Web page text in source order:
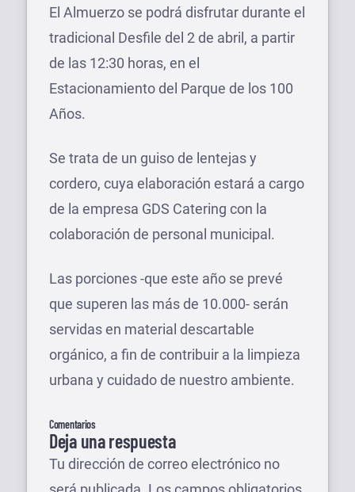
El Almuerzo se podrá disfrutar durante el
tradicional Desfile del 2 de abril, a partir
de las 12:30 horas, en el
Estacionamiento del Parque de los 100
Años.
Se trata de un guiso de lentejas y
cordero, cuya elaboración estará a cargo
de la empresa GDS Catering con la
colaboración de personal municipal.
Las porciones -que este año se prevé
que superen las más de 10.000- serán
servidas en material descartable
orgánico, a fin de contribuir a la limpieza
urbana y cuidado de nuestro ambiente.
Comentarios
Deja una respuesta
Tu dirección de correo electrónico no